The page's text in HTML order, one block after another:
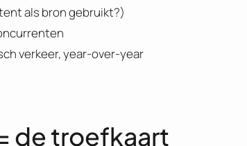
als bron gebruikt?)
verkeer, year-over-year
de troefkaart